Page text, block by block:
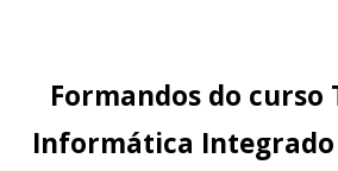
Formandos do curso
Informática